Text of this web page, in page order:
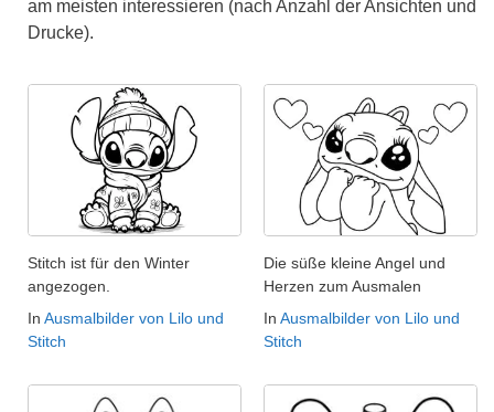
am meisten interessieren (nach Anzahl der Ansichten und
Drucke).
Stitch ist für den Winter
angezogen.
In Ausmalbilder von Lilo und
Stitch
Die süße kleine Angel und
Herzen zum Ausmalen
In Ausmalbilder von Lilo und
Stitch